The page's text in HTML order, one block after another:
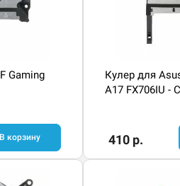
Gaming
В корзину
Кулер для
A17 FX706IU -
410 р.